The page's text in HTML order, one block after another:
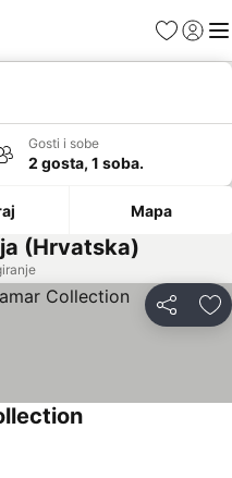
FavoritiPrijavi
Gosti i sobe
2 gosta, 1 soba.
Mapa
(Hrvatska)
Deli